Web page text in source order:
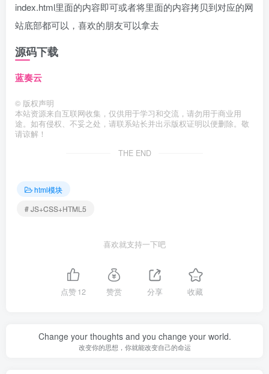
index.html里面的内容即可或者将里面的内容拷贝到对应的网
站底部都可以，喜欢的朋友可以拿去
源码下载
蓝奏云
© 版权声明
本站资源来自互联网收集，仅供用于学习和交流，请勿用于商业用
途。如有侵权、不妥之处，请联系站长并出示版权证明以便删除。敬
请谅解！
THE END
html模块
# JS+CSS+HTML5
喜欢就支持一下吧
点赞12 赞赏 分享 收藏
Change your thoughts and you change your world.
改变你的思想，你就能改变自己的命运